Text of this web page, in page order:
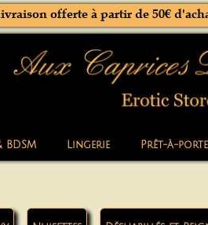
BDSM Lingerie Prêt-à-
offerte à partir de 50€